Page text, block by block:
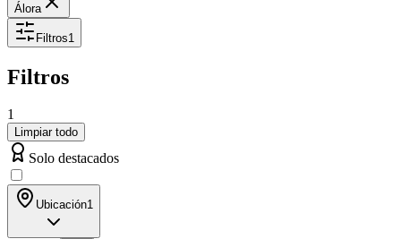
Álora
Filtros1
Filtros
1
Limpiar todo
Solo destacados
Ubicación1